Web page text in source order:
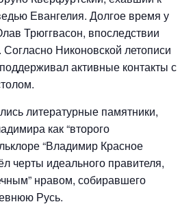
Евангелия. Долгое время у
Трюггвасон, впоследствии
Никоновской летописи
активные контакты с
литературные памятники,
как “второго
“Владимир Красное
черты идеального правителя,
нравом, собиравшего
Русь.